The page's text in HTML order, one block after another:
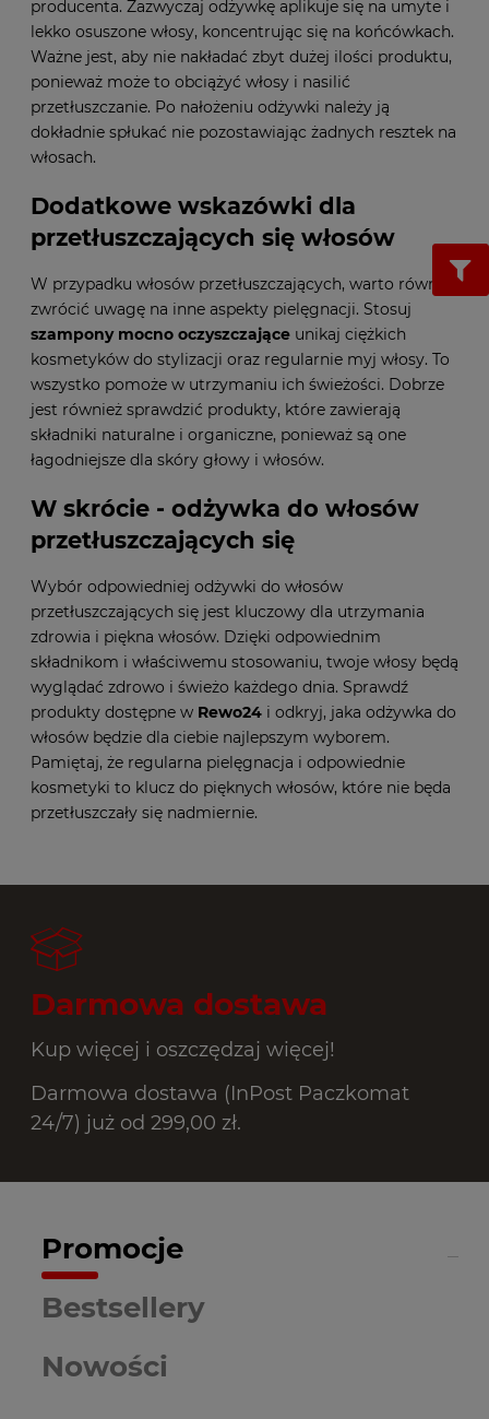
producenta. Zazwyczaj odżywkę aplikuje się na umyte i
lekko osuszone włosy, koncentrując się na końcówkach.
Ważne jest, aby nie nakładać zbyt dużej ilości produktu,
ponieważ może to obciążyć włosy i nasilić
przetłuszczanie. Po nałożeniu odżywki należy ją
dokładnie spłukać nie pozostawiając żadnych resztek na
włosach.
Dodatkowe wskazówki dla
przetłuszczających się włosów
W przypadku włosów przetłuszczających, warto również
zwrócić uwagę na inne aspekty pielęgnacji. Stosuj
szampony mocno oczyszczające unikaj ciężkich
kosmetyków do stylizacji oraz regularnie myj włosy. To
wszystko pomoże w utrzymaniu ich świeżości. Dobrze
jest również sprawdzić produkty, które zawierają
składniki naturalne i organiczne, ponieważ są one
łagodniejsze dla skóry głowy i włosów.
W skrócie - odżywka do włosów
przetłuszczających się
Wybór odpowiedniej odżywki do włosów
przetłuszczających się jest kluczowy dla utrzymania
zdrowia i piękna włosów. Dzięki odpowiednim
składnikom i właściwemu stosowaniu, twoje włosy będą
wyglądać zdrowo i świeżo każdego dnia. Sprawdź
produkty dostępne w Rewo24 i odkryj, jaka odżywka do
włosów będzie dla ciebie najlepszym wyborem.
Pamiętaj, że regularna pielęgnacja i odpowiednie
kosmetyki to klucz do pięknych włosów, które nie będa
przetłuszczały się nadmiernie.
Darmowa dostawa
Kup więcej i oszczędzaj więcej!
Darmowa dostawa (InPost Paczkomat
24/7) już od 299,00 zł.
Promocje
Nowości
Bestsellery